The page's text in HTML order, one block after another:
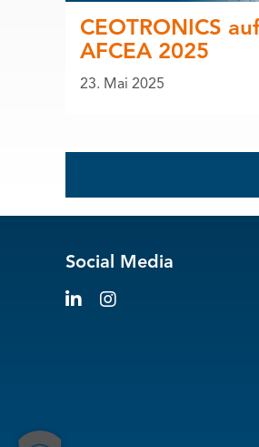
CEOTRONICS
AFCEA 2025
23. Mai 2025
Social Media